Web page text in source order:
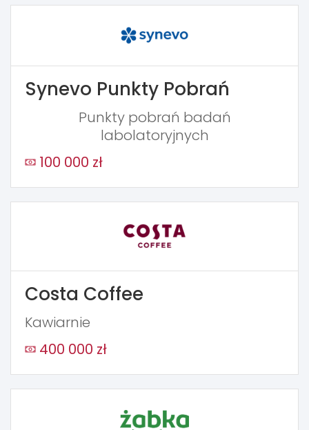
Synevo Punkty Pobrań
Punkty pobrań badań
labolatoryjnych
100 000 zł
Costa Coffee
Kawiarnie
400 000 zł